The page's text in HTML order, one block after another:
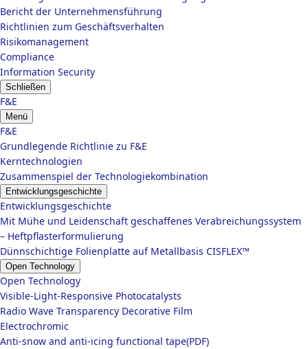
Bericht der Unternehmensführung
Richtlinien zum Geschäftsverhalten
Risikomanagement
Compliance
Information Security
Schließen
F&E
Menü
F&E
Grundlegende Richtlinie zu F&E
Kerntechnologien
Zusammenspiel der Technologiekombination
Entwicklungsgeschichte
Entwicklungsgeschichte
Mit Mühe und Leidenschaft geschaffenes Verabreichungssystem
– Heftpflasterformulierung
Dünnschichtige Folienplatte auf Metallbasis CISFLEX™
Open Technology
Open Technology
Visible-Light-Responsive Photocatalysts
Radio Wave Transparency Decorative Film
Electrochromic
Anti-snow and anti-icing functional tape(PDF)